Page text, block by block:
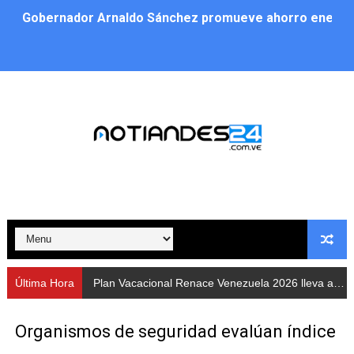
Gobernador Arnaldo Sánchez promueve ahorro
Cuerpos de Seguridad activaron operativos
Alcaldía de Libertador impulsa el Plan Ofensiva
Cidata y el Observatorio Astronómico Nacional de
Concejo Municipal de Zea celebra distinción de
CIEPROL-ULA distingue al municipio Zea como
Última Hora Plan Vacacional Renace Venezuela 2026 lleva actividades recreativas a Los Guaimaros
Organismos de seguridad evalúan índice